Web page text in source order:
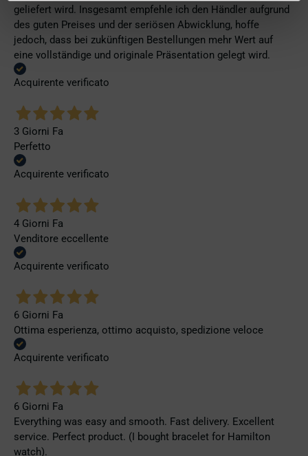
geliefert wird. Insgesamt empfehle ich den Händler aufgrund
des guten Preises und der seriösen Abwicklung, hoffe
jedoch, dass bei zukünftigen Bestellungen mehr Wert auf
eine vollständige und originale Präsentation gelegt wird.
Acquirente verificato
3 Giorni Fa
Perfetto
Acquirente verificato
4 Giorni Fa
Venditore eccellente
Acquirente verificato
6 Giorni Fa
Ottima esperienza, ottimo acquisto, spedizione veloce
Acquirente verificato
6 Giorni Fa
Everything was easy and smooth. Fast delivery. Excellent
service. Perfect product. (I bought bracelet for Hamilton
watch).